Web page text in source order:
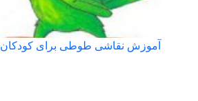
آموزش نقاشی طوطی برای کودکان